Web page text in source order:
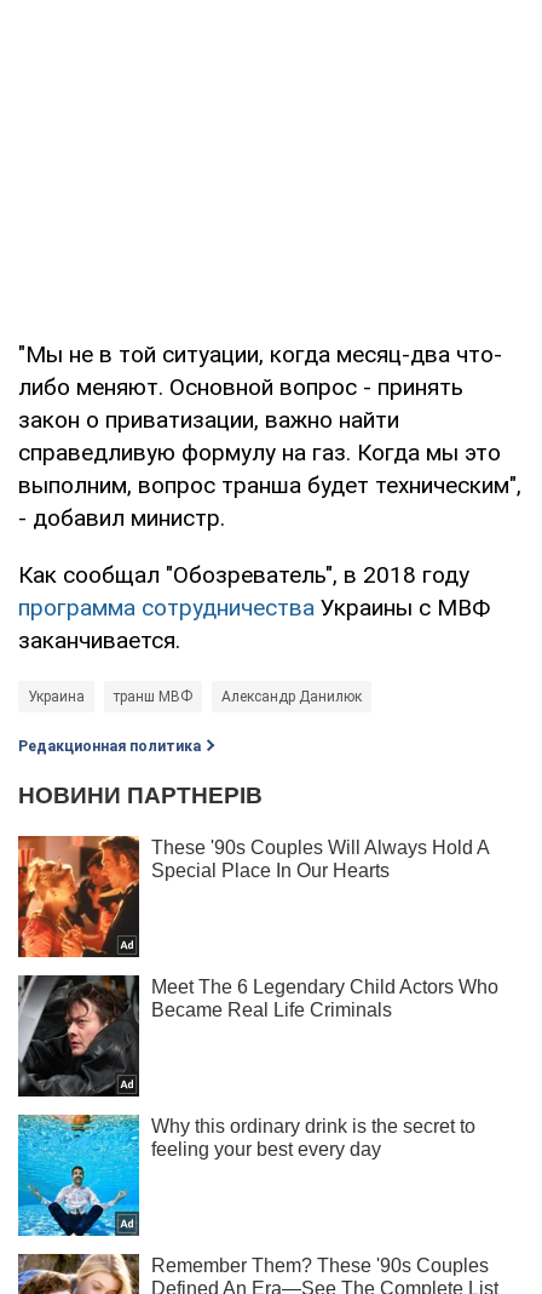
"Мы не в той ситуации, когда месяц-два что-
либо меняют. Основной вопрос - принять
закон о приватизации, важно найти
справедливую формулу на газ. Когда мы это
выполним, вопрос транша будет техническим",
- добавил министр.
Как сообщал "Обозреватель", в 2018 году
программа сотрудничества Украины с МВФ
заканчивается.
Украина транш МВФ Александр Данилюк
Редакционная политика